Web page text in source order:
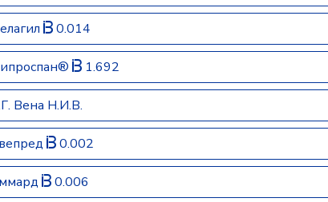
0.014
1.692
Вена Н.И.В.
0.002
0.006